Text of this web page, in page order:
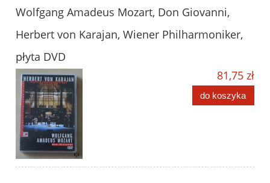
Wolfgang Amadeus Mozart, Don Giovanni,
Herbert von Karajan, Wiener Philharmoniker,
płyta DVD
81,75 zł
do koszyka